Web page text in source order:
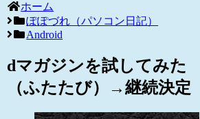
ホーム
ぽぽづれ（パソコン日記）
Android
dマガジンを試してみた
（ふたたび）→継続決定